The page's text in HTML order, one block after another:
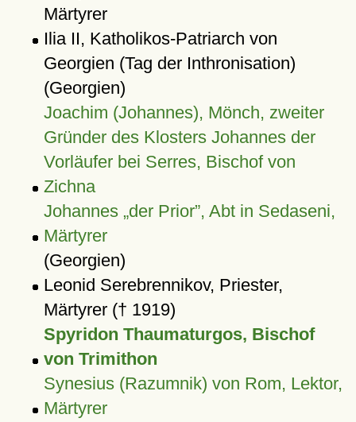
Märtyrer
Ilia II, Katholikos-Patriarch von
Georgien (Tag der Inthronisation)
(Georgien)
Joachim (Johannes), Mönch, zweiter
Gründer des Klosters Johannes der
Vorläufer bei Serres, Bischof von
Zichna
Johannes „der Prior”, Abt in Sedaseni,
Märtyrer
(Georgien)
Leonid Serebrennikov, Priester,
Märtyrer († 1919)
Spyridon Thaumaturgos, Bischof
von Trimithon
Synesius (Razumnik) von Rom, Lektor,
Märtyrer